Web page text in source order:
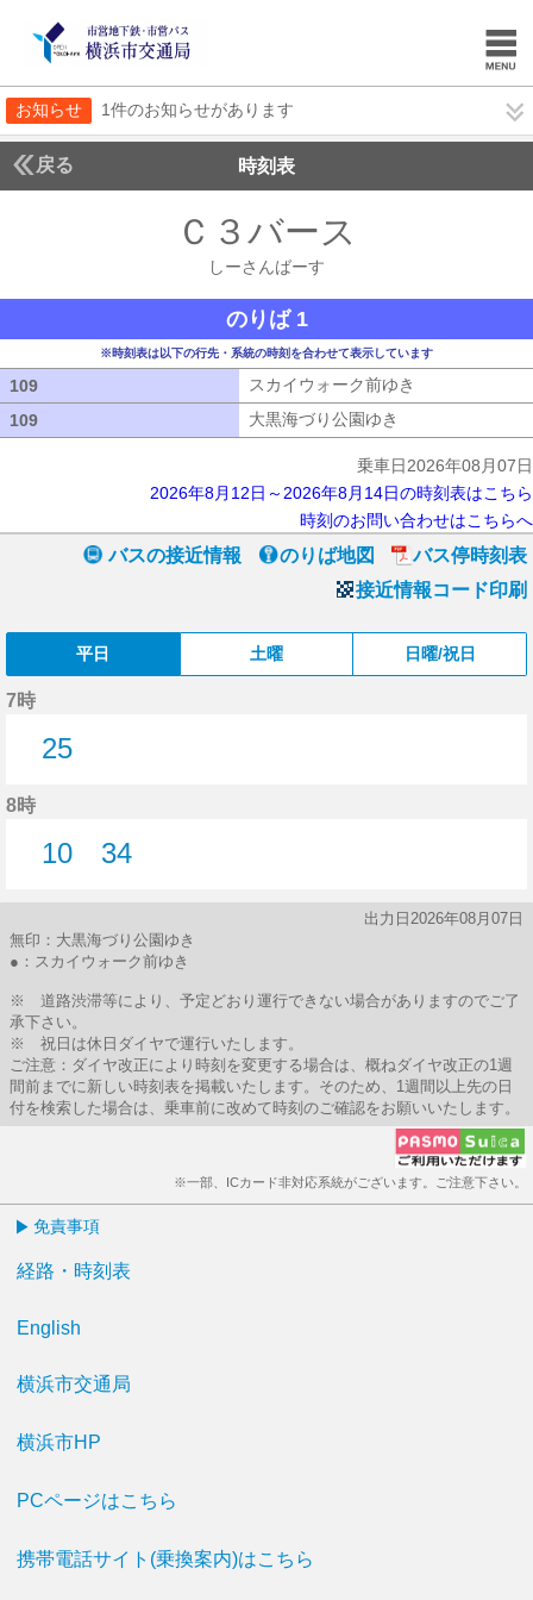
お知らせ 1件のお知らせがあります
戻る 時刻表
Ｃ３バース
しーさんばーす
のりば 1
※時刻表は以下の行先・系統の時刻を合わせて表示しています
109 スカイウォーク前ゆき
109
大黒海づり公園ゆき
乗車日2026年08月07日
2026年8月12日～2026年8月14日の時刻表はこちら
時刻のお問い合わせはこちらへ
バスの接近情報 のりば地図
バス停時刻表
接近情報コード印刷
平日 土曜 日曜/祝日
7時
25
8時
10
34
出力日2026年08月07日
無印：大黒海づり公園ゆき
●：スカイウォーク前ゆき
※ 道路渋滞等により、予定どおり運行できない場合がありますのでご了
承下さい。
※ 祝日は休日ダイヤで運行いたします。
ご注意：ダイヤ改正により時刻を変更する場合は、概ねダイヤ改正の1週
間前までに新しい時刻表を掲載いたします。そのため、1週間以上先の日
付を検索した場合は、乗車前に改めて時刻のご確認をお願いいたします。
※一部、ICカード非対応系統がございます。ご注意下さい。
免責事項
経路・時刻表
English
横浜市交通局
横浜市HP
PCページはこちら
携帯電話サイト(乗換案内)はこちら